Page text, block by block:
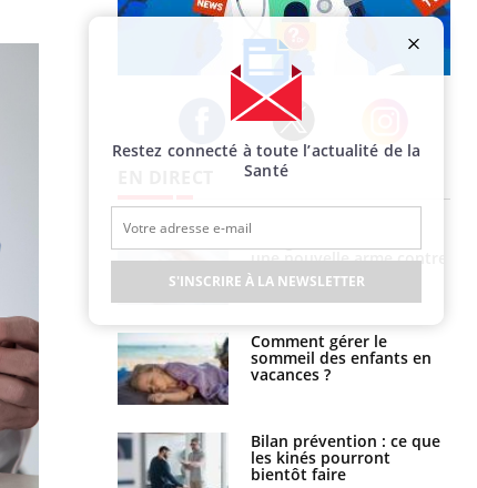
Facebook Twitter Instagram
une tique en
reste dans
42 jours
un
petite fille
à un
en Suisse :
de la
?
une nouvelle arme contre
les réactions sévères
Comment gérer le
sommeil des enfants en
vacances ?
Bilan prévention : ce que
les kinés pourront
bientôt faire
Restez connecté à toute l’actualité de la
Santé
S'INSCRIRE À LA NEWSLETTER